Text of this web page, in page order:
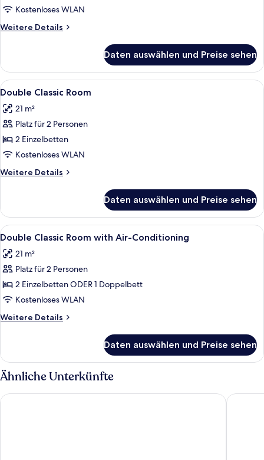
Kostenloses WLAN
Weitere Details
Weitere
Daten auswählen und Preise sehen
Alle
Fotos
für
Double
Classic
Room
anzeigen
Allergikerbettwaren, Minibar,
4
Double Classic Room
21 m²
Platz für 2 Personen
2 Einzelbetten
Kostenloses WLAN
Weitere Details
Weitere
Classic
Room
Daten auswählen und Preise sehen
Alle
Fotos
für
Double
Classic
Room
with
Air-
anzeigen
Allergikerbettwaren, Minibar,
3
Double Classic Room with Air-Conditioning
21 m²
Platz für 2 Personen
2 Einzelbetten ODER 1 Doppelbett
Kostenloses WLAN
Weitere Details
Weitere
Classic
Room
with
Conditioning
Daten auswählen und Preise sehen
Ähnliche Unterkünfte
Hotel - Gasthof Höttl Hotel